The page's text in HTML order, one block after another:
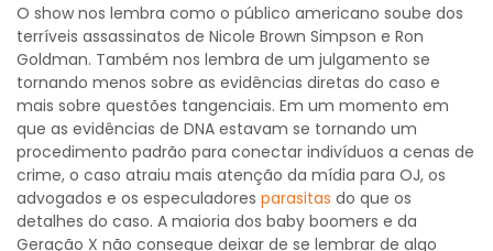
O show nos lembra como o público americano soube dos
terríveis assassinatos de Nicole Brown Simpson e Ron
Goldman. Também nos lembra de um julgamento se
tornando menos sobre as evidências diretas do caso e
mais sobre questões tangenciais. Em um momento em
que as evidências de DNA estavam se tornando um
procedimento padrão para conectar indivíduos a cenas de
crime, o caso atraiu mais atenção da mídia para OJ, os
advogados e os especuladores parasitas do que os
detalhes do caso. A maioria dos baby boomers e da
Geração X não consegue deixar de se lembrar de algo